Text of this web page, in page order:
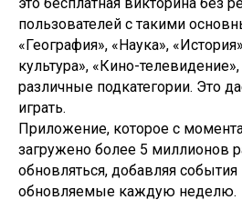
это бесплатная викторина без
пользователей с такими
«География», «Наука»,
культура», «Кино-
различные подкатегории. Это
играть.
Приложение, которое с
загружено более 5 миллионов
обновляться, добавляя
обновляемые каждую неделю.